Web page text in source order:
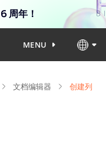
周年！
MENU
文档编辑器
创建列